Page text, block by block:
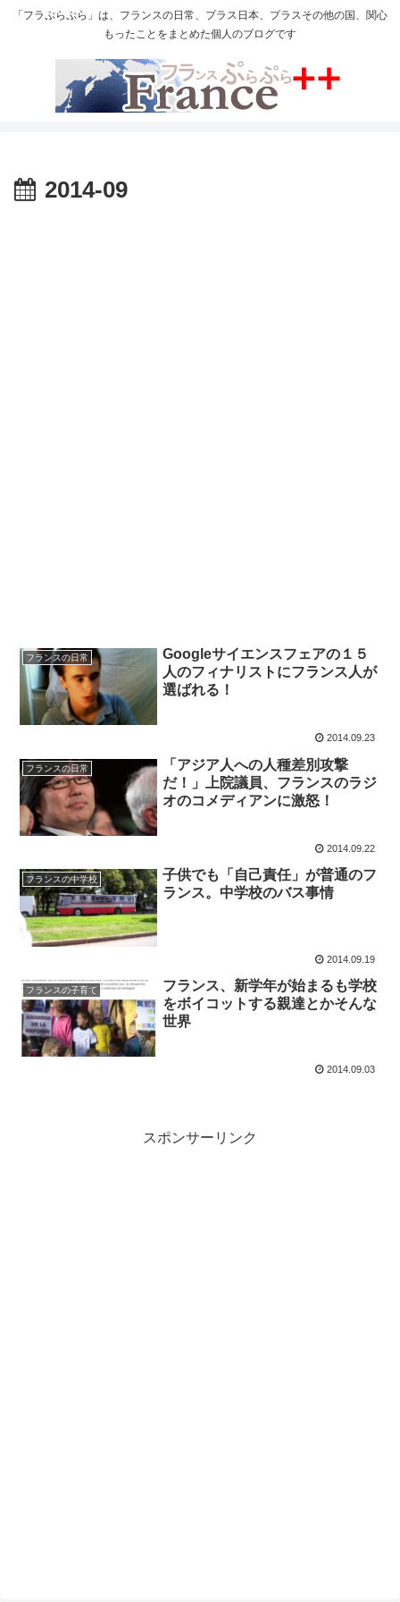
「フラぷらぷら」は、フランスの日常、プラス日本、プラスその他の国、関心
もったことをまとめた個人のブログです
2014-09
フランスの日常
Googleサイエンスフェアの１５
人のフィナリストにフランス人が
選ばれる！
2014.09.23
フランスの日常
「アジア人への人種差別攻撃
だ！」上院議員、フランスのラジ
オのコメディアンに激怒！
2014.09.22
フランスの中学校
子供でも「自己責任」が普通のフ
ランス。中学校のバス事情
2014.09.19
フランスの子育て
フランス、新学年が始まるも学校
をボイコットする親達とかそんな
世界
2014.09.03
スポンサーリンク